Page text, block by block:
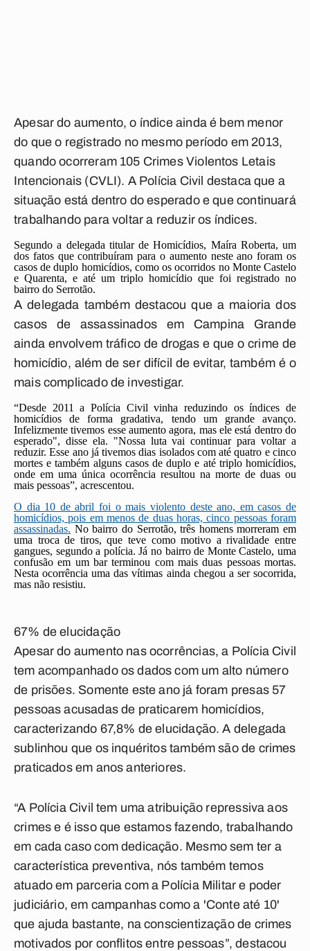
Apesar do aumento, o índice ainda é bem menor
do que o registrado no mesmo período em 2013,
quando ocorreram 105 Crimes Violentos Letais
Intencionais (CVLI). A Polícia Civil destaca que a
situação está dentro do esperado e que continuará
trabalhando para voltar a reduzir os índices.
Segundo a delegada titular de Homicídios, Maíra Roberta, um
dos fatos que contribuíram para o aumento neste ano foram os
casos de duplo homicídios, como os ocorridos no Monte Castelo
e Quarenta, e até um triplo homicídio que foi registrado no
bairro do Serrotão.
A delegada também destacou que a maioria dos
casos de assassinados em Campina Grande
ainda envolvem tráfico de drogas e que o crime de
homicídio, além de ser difícil de evitar, também é o
mais complicado de investigar.
“Desde 2011 a Polícia Civil vinha reduzindo os índices de
homicídios de forma gradativa, tendo um grande avanço.
Infelizmente tivemos esse aumento agora, mas ele está dentro do
esperado", disse ela. "Nossa luta vai continuar para voltar a
reduzir. Esse ano já tivemos dias isolados com até quatro e cinco
mortes e também alguns casos de duplo e até triplo homicídios,
onde em uma única ocorrência resultou na morte de duas ou
mais pessoas”, acrescentou.
O dia 10 de abril foi o mais violento deste ano, em casos de
homicídios, pois em menos de duas horas, cinco pessoas foram
assassinadas. No bairro do Serrotão, três homens morreram em
uma troca de tiros, que teve como motivo a rivalidade entre
gangues, segundo a polícia. Já no bairro de Monte Castelo, uma
confusão em um bar terminou com mais duas pessoas mortas.
Nesta ocorrência uma das vítimas ainda chegou a ser socorrida,
mas não resistiu.
67% de elucidação
Apesar do aumento nas ocorrências, a Polícia Civil
tem acompanhado os dados com um alto número
de prisões. Somente este ano já foram presas 57
pessoas acusadas de praticarem homicídios,
caracterizando 67,8% de elucidação. A delegada
sublinhou que os inquéritos também são de crimes
praticados em anos anteriores.
“A Polícia Civil tem uma atribuição repressiva aos
crimes e é isso que estamos fazendo, trabalhando
em cada caso com dedicação. Mesmo sem ter a
característica preventiva, nós também temos
atuado em parceria com a Polícia Militar e poder
judiciário, em campanhas como a 'Conte até 10'
que ajuda bastante, na conscientização de crimes
motivados por conflitos entre pessoas”, destacou